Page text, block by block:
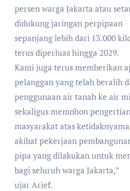
persen warga Jakarta atau
didukung jaringan perpipaan
sepanjang lebih dari 13.000
terus diperluas hingga 2029.
Kami juga terus memberikan
pelanggan yang telah beralih
penggunaan air tanah ke air
sekaligus memohon
masyarakat atas
akibat pekerjaan
pipa yang dilakukan untuk
bagi seluruh warga Jakarta,”
ujar Arief.